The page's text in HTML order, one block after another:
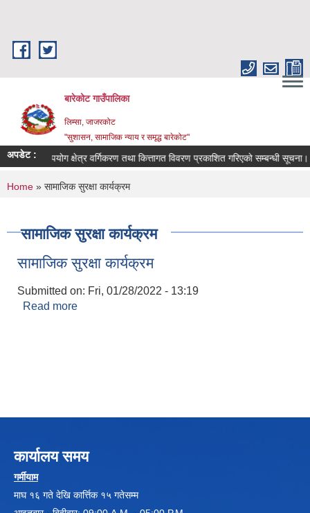
बारेकोट गाउँपालिका
लिम्सा, जाजरकोट
"सुशासन, सामाजिक न्याय र समृद्ध बारेकोट"
अपडेट :भू-उपयोग क्षेत्र वर्गिकरण तथा कित्तागत विवरण प्रकाशित गरिएको सम्बन्धी सूचना।
You are here
Home » सामाजिक सुरक्षा कार्यक्रम
सामाजिक सुरक्षा कार्यक्रम
सामाजिक सुरक्षा कार्यक्रम
Submitted on: Fri, 01/28/2022 - 13:19
Read more
कार्यालय समय
गर्मीयाम
माघ १६ गते देखि कार्त्तिक १५ गतेसम्म